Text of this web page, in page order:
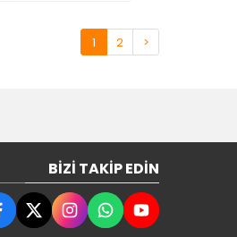
1 2 >
BIZI TAKIP EDIN